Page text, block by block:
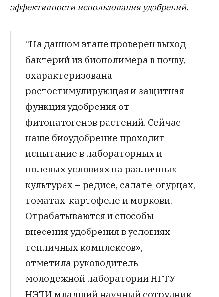
эффективности использования удобрений.
“На данном этапе проверен выход
бактерий из биополимера в почву,
охарактеризована
ростостимулирующая и защитная
функция удобрения от
фитопатогенов растений. Сейчас
наше биоудобрение проходит
испытание в лабораторных и
полевых условиях на различных
культурах – редисе, салате, огурцах,
томатах, картофеле и моркови.
Отрабатываются и способы
внесения удобрения в условиях
тепличных комплексов», –
отметила руководитель
молодежной лаборатории НГТУ
НЭТИ младший научный сотрудник